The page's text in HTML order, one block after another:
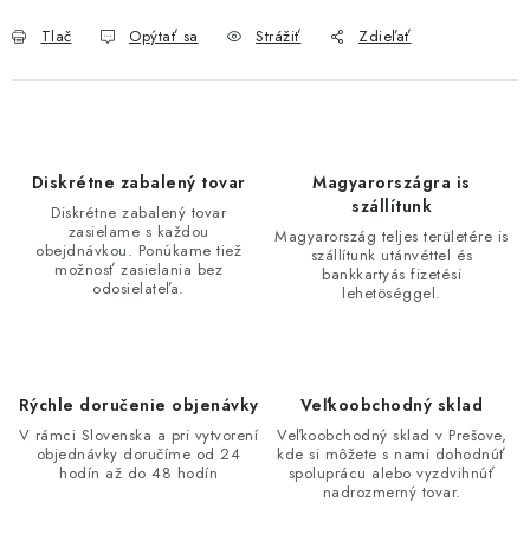
Tlač Opýtať sa Strážiť Zdieľať
Diskrétne zabalený tovar
Diskrétne zabalený tovar
zasielame s každou
obejdnávkou. Ponúkame tiež
možnosť zasielania bez
odosielateľa.
Magyarországra is
szállítunk
Magyarország teljes területére is
szállítunk utánvéttel és
bankkartyás fizetési
lehetöséggel.
Rýchle doručenie objenávky
V rámci Slovenska a pri vytvorení
objednávky doručíme od 24
hodín až do 48 hodín
Veľkoobchodný sklad
Veľkoobchodný sklad v Prešove,
kde si môžete s nami dohodnúť
spoluprácu alebo vyzdvihnúť
nadrozmerný tovar.